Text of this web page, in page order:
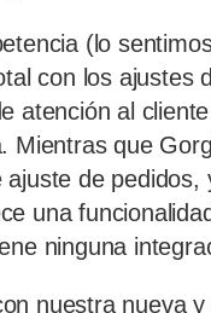
(lo
con los ajustes
atención al
Mientras que
de
una
ninguna
nuestra nueva